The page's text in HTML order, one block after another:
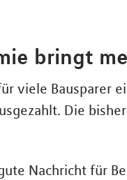
bringt
viele Bausparer
Die
Nachricht für